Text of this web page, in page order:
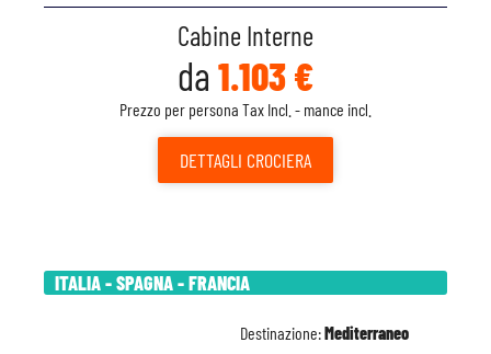
Cabine Interne
da 1.103 €
Prezzo per persona Tax Incl. - mance incl.
DETTAGLI CROCIERA
ITALIA - SPAGNA - FRANCIA
Destinazione:Mediterraneo